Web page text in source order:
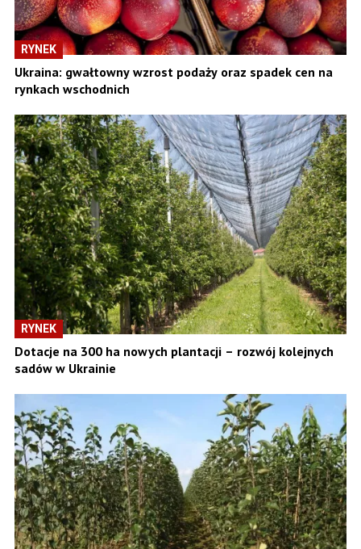
RYNEK
Ukraina: gwałtowny wzrost podaży oraz spadek cen na
rynkach wschodnich
RYNEK
Dotacje na 300 ha nowych plantacji – rozwój kolejnych
sadów w Ukrainie